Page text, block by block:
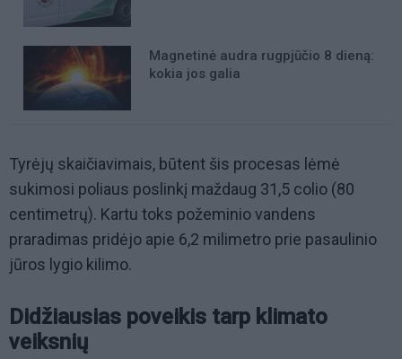
Magnetinė audra rugpjūčio 8 dieną:
kokia jos galia
Tyrėjų skaičiavimais, būtent šis procesas lėmė
sukimosi poliaus poslinkį maždaug 31,5 colio (80
centimetrų). Kartu toks požeminio vandens
praradimas pridėjo apie 6,2 milimetro prie pasaulinio
jūros lygio kilimo.
Didžiausias poveikis tarp klimato
veiksnių